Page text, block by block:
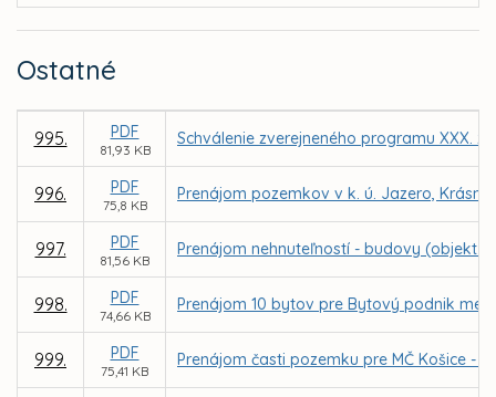
Ostatné
995. PDF
81,93 KB
Schválenie zverejneného programu XXX.
996. PDF
75,8 KB
Prenájom pozemkov v k. ú. Jazero,
997. PDF
81,56 KB
Prenájom nehnuteľností - budovy (objekt
998. PDF
74,66 KB
Prenájom 10 bytov pre Bytový podnik
999. PDF
75,41 KB
Prenájom časti pozemku pre MČ Košice -